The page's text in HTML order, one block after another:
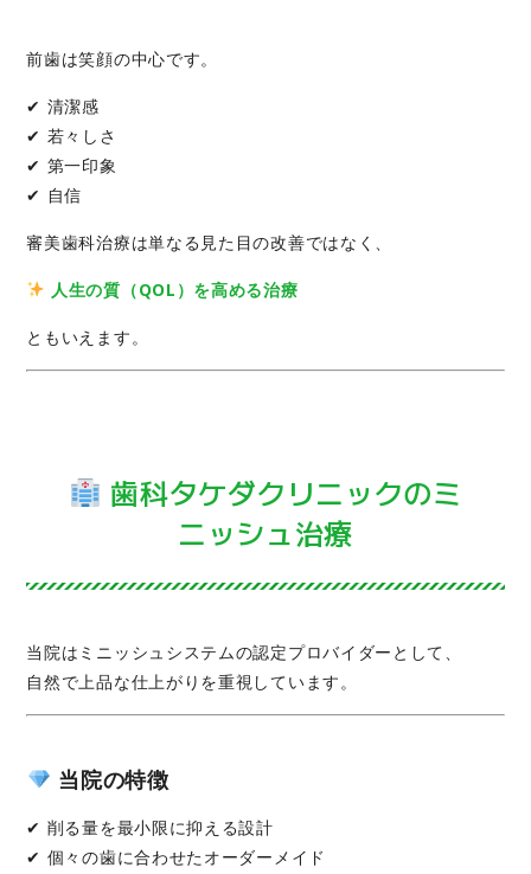
前歯は笑顔の中心です。
✔ 清潔感
✔ 若々しさ
✔ 第一印象
✔ 自信
審美歯科治療は単なる見た目の改善ではなく、
人生の質（QOL）を高める治療
ともいえます。
歯科タケダクリニックのミ
ニッシュ治療
当院はミニッシュシステムの認定プロバイダーとして、
自然で上品な仕上がりを重視しています。
当院の特徴
✔ 削る量を最小限に抑える設計
✔ 個々の歯に合わせたオーダーメイド